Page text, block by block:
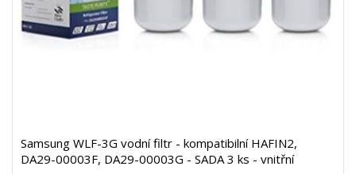
Samsung WLF-3G vodní filtr - kompatibilní HAFIN2,
DA29-00003F, DA29-00003G - SADA 3 ks - vnitřní